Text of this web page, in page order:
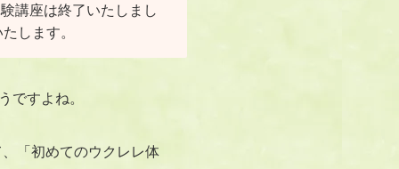
講座は終了いたしまし
します。
ですよね。
「初めてのウクレレ体